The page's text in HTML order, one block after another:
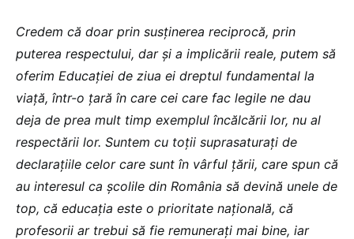
Credem că doar prin susținerea reciprocă, prin
puterea respectului, dar și a implicării reale, putem să
oferim Educației de ziua ei dreptul fundamental la
viață, într-o țară în care cei care fac legile ne dau
deja de prea mult timp exemplul încălcării lor, nu al
respectării lor. Suntem cu toții suprasaturați de
declarațiile celor care sunt în vârful țării, care spun că
au interesul ca școlile din România să devină unele de
top, că educația este o prioritate națională, că
profesorii ar trebui să fie remunerați mai bine, iar